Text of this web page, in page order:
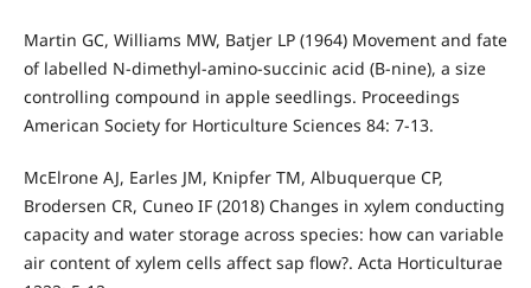
Martin GC, Williams MW, Batjer LP (1964) Movement and fate
of labelled N-dimethyl-amino-succinic acid (B-nine), a size
controlling compound in apple seedlings. Proceedings
American Society for Horticulture Sciences 84: 7-13.
McElrone AJ, Earles JM, Knipfer TM, Albuquerque CP,
Brodersen CR, Cuneo IF (2018) Changes in xylem conducting
capacity and water storage across species: how can variable
air content of xylem cells affect sap flow?. Acta Horticulturae